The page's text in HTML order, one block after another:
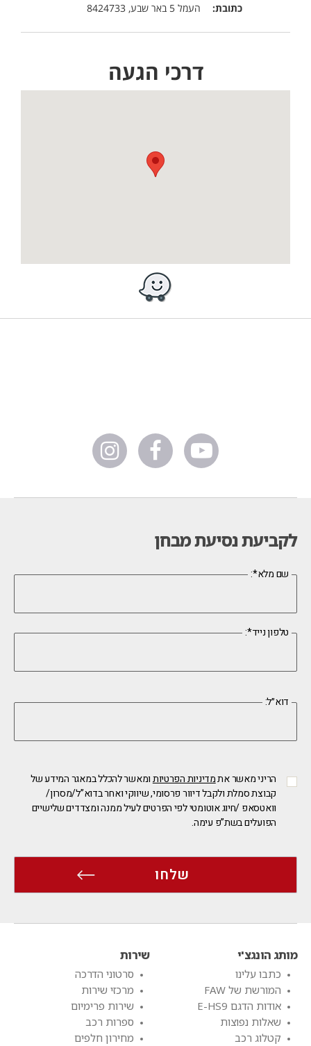
:דוא״ל
:*טלפון נייד
:*שם מלא
לקביעת נסיעת מבחן
הריני מאשר אתמדיניות הפרטיותומאשר להכלל במאגר המידע של
קבוצת סמלת ולקבל דיוור פרסומי, שיווקי ואחר בדוא”ל/מסרון/
וואטסאפ /חיוג אוטומטי לפי הפרטים לעיל ממנה ומצדדים שלישיים
הפועלים בשת”פ עימה.
מותג הונגצ'י
כתבו עלינו
המורשת של FAW
אודות הדגם E-HS9
שאלות נפוצות
קטלוג רכב
שירות
סרטוני הדרכה
מרכזי שירות
שירות פרימיום
ספרות רכב
מחירון חלפים